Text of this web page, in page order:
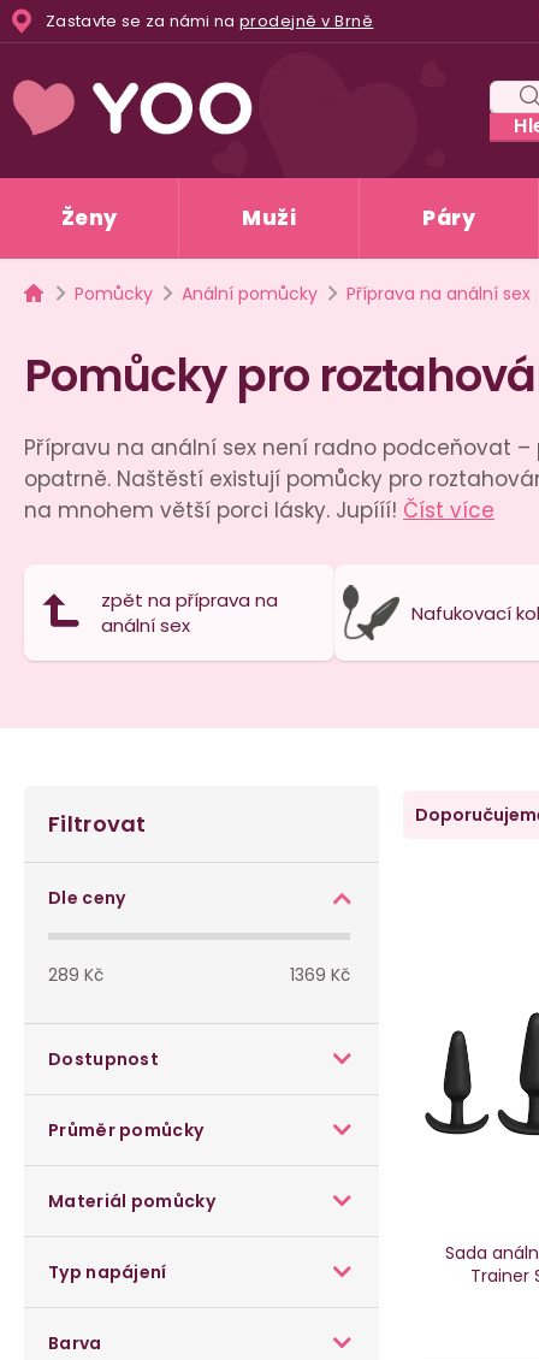
Přejít
na
Zastavte se za námi na prodejně v Brně
Ženy Muži Páry
Domů
Pomůcky Anální pomůcky Příprava na anální sex
Pomůcky pro
Přípravu na anální sex není radno podceňovat
opatrně. Naštěstí existují pomůcky pro
na mnohem větší porci lásky. Jupííí! Číst více
zpět na příprava na
anální sex
Nafukovací
o
n
p
Filtrovat
Dle ceny
289 Kč 1369 Kč
Dostupnost
Průměr pomůcky
Materiál pomůcky
Typ napájení
Barva
Ř
pp
Sada
Trainer